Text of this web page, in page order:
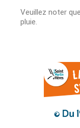
Veuillez noter
pluie.